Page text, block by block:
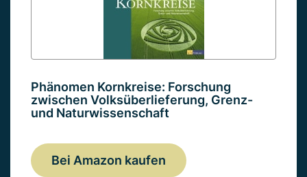
Phänomen Kornkreise: Forschung
zwischen Volksüberlieferung, Grenz-
und Naturwissenschaft
Bei Amazon kaufen